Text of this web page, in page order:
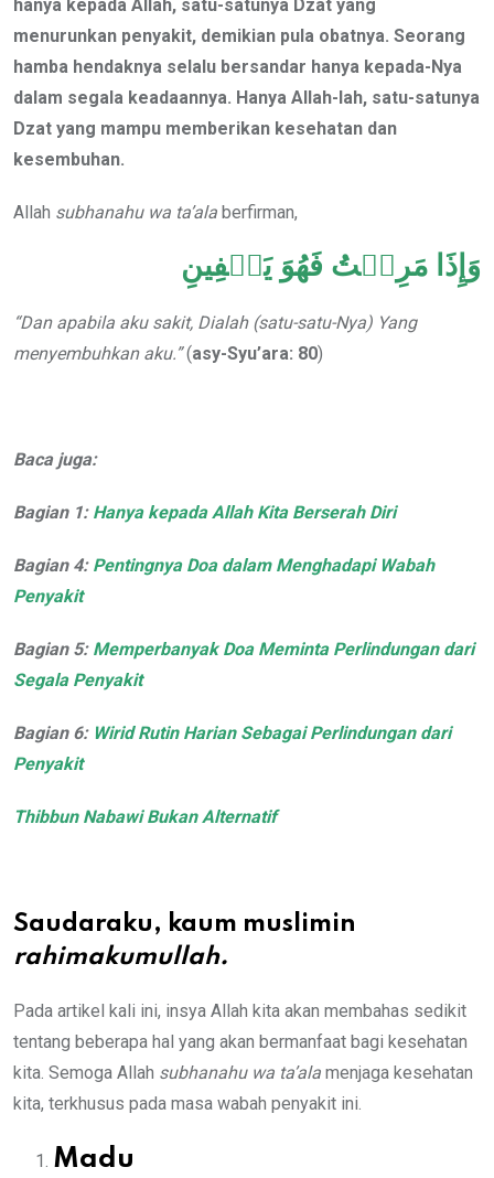
hanya kepada Allah, satu-satunya Dzat yang
menurunkan penyakit, demikian pula obatnya. Seorang
hamba hendaknya selalu bersandar hanya kepada-Nya
dalam segala keadaannya. Hanya Allah-lah, satu-satunya
Dzat yang mampu memberikan kesehatan dan
kesembuhan.
Allah subhanahu wa ta’ala berfirman,
وَإِذَا مَرِضۡتُ فَهُوَ يَشۡفِينِ
“Dan apabila aku sakit, Dialah (satu-satu-Nya) Yang
menyembuhkan aku.”(asy-Syu’ara: 80)
Baca juga:
Bagian 1: Hanya kepada Allah Kita Berserah Diri
Bagian 4: Pentingnya Doa dalam Menghadapi Wabah
Penyakit
Bagian 5: Memperbanyak Doa Meminta Perlindungan dari
Segala Penyakit
Bagian 6: Wirid Rutin Harian Sebagai Perlindungan dari
Penyakit
Thibbun Nabawi Bukan Alternatif
Saudaraku, kaum muslimin
rahimakumullah.
Pada artikel kali ini, insya Allah kita akan membahas sedikit
tentang beberapa hal yang akan bermanfaat bagi kesehatan
kita. Semoga Allah subhanahu wa ta’ala menjaga kesehatan
kita, terkhusus pada masa wabah penyakit ini.
Madu